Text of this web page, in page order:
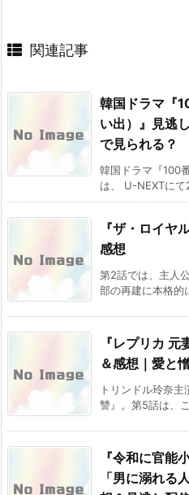
関連記事
韓国ドラマ『
い出）』見逃
で見られる？
韓国ドラマ『100
は、 U-NEXTに
『ザ・ロイヤ
感想
第2話では、主人
部の再建に本格的
『レプリカ
＆感想｜愛と
トリンドル玲奈
讐』。第5話は、
『令和に官能
「男に溺れる